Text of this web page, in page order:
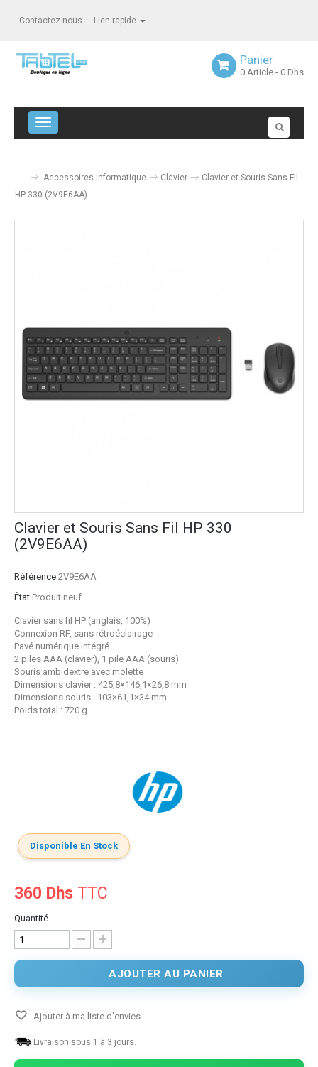
Contactez-nous Lien rapide
Panier
0 Article - 0 Dhs
Navigation bascule
Accessoires informatique Clavier
Clavier et Souris Sans Fil
HP 330 (2V9E6AA)
Clavier et Souris Sans Fil HP 330
(2V9E6AA)
Référence 2V9E6AA
État Produit neuf
Clavier sans fil HP (anglais, 100%)
Connexion RF, sans rétroéclairage
Pavé numérique intégré
2 piles AAA (clavier), 1 pile AAA (souris)
Souris ambidextre avec molette
Dimensions clavier : 425,8×146,1×26,8 mm
Dimensions souris : 103×61,1×34 mm
Poids total : 720 g
Disponible En Stock
360 Dhs TTC
Quantité
AJOUTER AU PANIER
Ajouter à ma liste d'envies
Livraison sous 1 à 3 jours.